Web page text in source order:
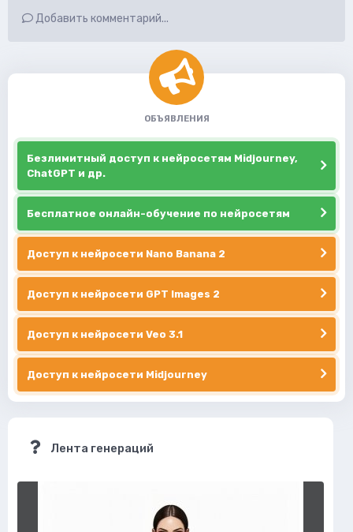
Добавить комментарий...
ОБЪЯВЛЕНИЯ
Безлимитный доступ к нейросетям Midjourney,
ChatGPT и др.
Бесплатное онлайн-обучение по нейросетям
Доступ к нейросети Nano Banana 2
Доступ к нейросети GPT Images 2
Доступ к нейросети Veo 3.1
Доступ к нейросети Midjourney
Лента генераций